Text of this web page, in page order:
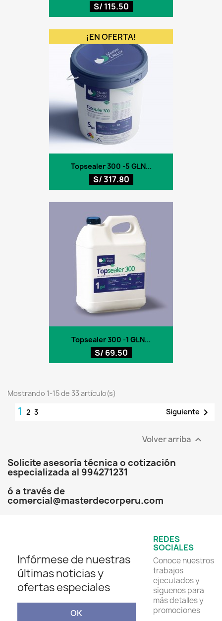
S/ 115.50
Topsealer 300 -5 GLN...
S/ 317.80
¡EN OFERTA!
Topsealer 300 -1 GLN...
S/ 69.50
Mostrando 1-15 de 33 artículo(s)
1 2 3 Siguiente 
Volver arriba 
Solicite asesoría técnica o cotización
especializada al 994271231
ó a través de
comercial@masterdecorperu.com
Infórmese de nuestras
últimas noticias y
ofertas especiales
REDES
SOCIALES
Conoce nuestros
trabajos
ejecutados y
siguenos para
más detalles y
promociones